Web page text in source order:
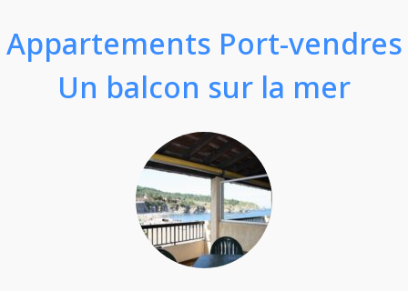
Appartements Port-vendres
Un balcon sur la mer